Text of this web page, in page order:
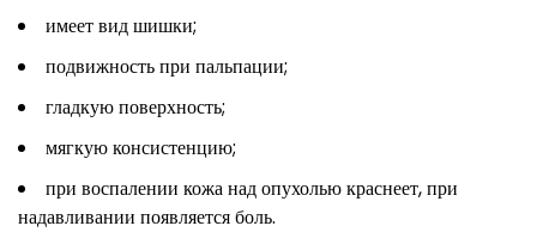
имеет вид шишки;
подвижность при пальпации;
гладкую поверхность;
мягкую консистенцию;
при воспалении кожа над опухолью краснеет, при
надавливании появляется боль.